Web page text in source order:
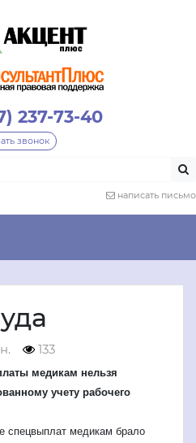
237-73-40
звонок
написать письмо
133
медикам нельзя
учету рабочего
спецвыплат медикам брало